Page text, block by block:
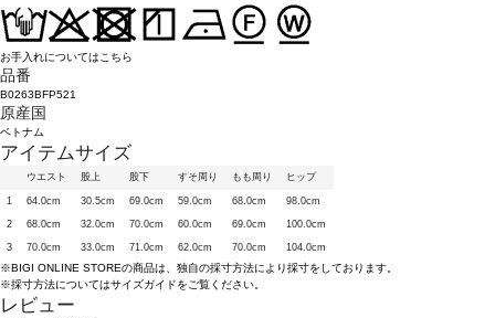
お手入れについてはこちら
品番
B0263BFP521
原産国
ベトナム
アイテムサイズ
ウエスト 股上 股下 すそ周り もも周り ヒップ
1 64.0cm 30.5cm 69.0cm 59.0cm 68.0cm 98.0cm
2 68.0cm 32.0cm 70.0cm 60.0cm 69.0cm 100.0cm
3 70.0cm 33.0cm 71.0cm 62.0cm 70.0cm 104.0cm
※BIGI ONLINE STOREの商品は、独自の採寸方法により採寸をしております。
※採寸方法についてはサイズガイドをご覧ください。
レビュー